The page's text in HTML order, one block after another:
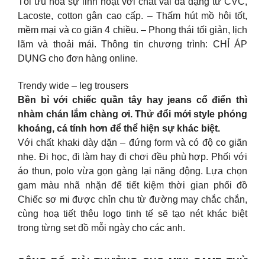
Lacoste, cotton gân cao cấp. – Thấm hút mồ hôi tốt,
mềm mại và co giãn 4 chiều. – Phong thái tối giản, lịch
lãm và thoải mái. Thông tin chương trình: CHỈ ÁP
DỤNG cho đơn hàng online.
Trendy wide – leg trousers
Bền bỉ với chiếc quần tây hay jeans cổ điển thì
nhàm chán lắm chàng ơi. Thử đổi mới style phóng
khoáng, cá tính hơn để thể hiện sự khác biệt.
Với chất khaki dày dặn – đứng form và có độ co giãn
nhẹ. Đi học, đi làm hay đi chơi đều phù hợp. Phối với
áo thun, polo vừa gọn gàng lại năng động. Lựa chọn
gam màu nhã nhặn để tiết kiệm thời gian phối đồ
Chiếc sơ mi được chỉn chu từ đường may chắc chắn,
cùng hoạ tiết thêu logo tinh tế sẽ tạo nét khác biệt
trong từng set đồ mỗi ngày cho các anh.